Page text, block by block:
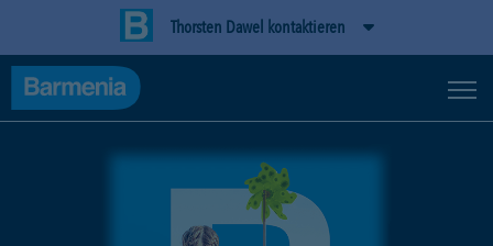
Thorsten Dawel kontaktieren